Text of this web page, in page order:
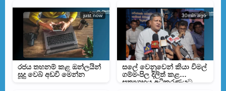
just now
රජය තහනම් කළ ඔන්ලයින්
සූදු වෙබ් අඩවි මෙන්න
30min ago
සලේ වෙනුවෙන් කියා විමල්
ගම්මංපිල දිලිත් කළ
සත්‍යග්‍රහය අධිකරණයට